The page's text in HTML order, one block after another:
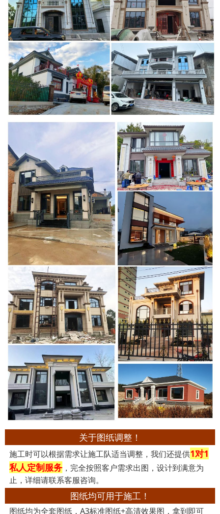
关于图纸调整！
施工时可以根据需求让施工队适当调整，我们还提供1对1
私人定制服务，完全按照客户需求出图，设计到满意为
止，详细请联系客服咨询。
图纸均可用于施工！
图纸均为全套图纸，A3标准图纸+高清效果图，拿到即可